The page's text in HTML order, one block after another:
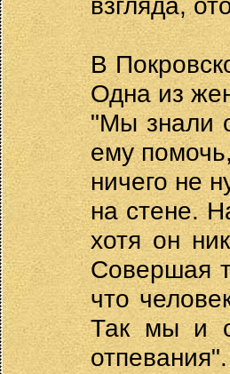
В
Одна из
"Мы знали
ему
ничего не
на стене.
хотя он
Совершая
что
Так мы и
отпевания".